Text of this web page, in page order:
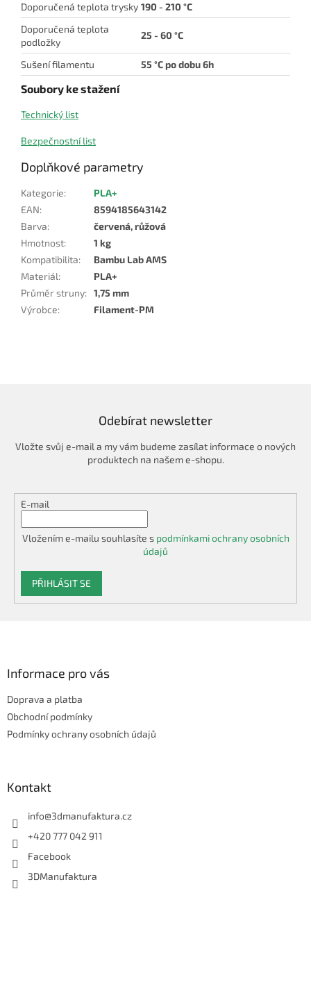
Doporučená teplota trysky 190 - 210 °C
Doporučená teplota
podložky
25 - 60 °C
Sušení filamentu 55 °C po dobu 6h
Soubory ke stažení
Technický list
Bezpečnostní list
Doplňkové parametry
Kategorie:
PLA+
EAN:
8594185643142
Barva:
červená, růžová
Hmotnost:
1 kg
Kompatibilita:
Bambu Lab AMS
Materiál:
PLA+
Průměr struny: 1,75 mm
Výrobce: Filament-PM
Odebírat newsletter
Vložte svůj e-mail a my vám budeme zasílat informace o nových
produktech na našem e-shopu.
E-mail
Vložením e-mailu souhlasíte s podmínkami ochrany osobních
údajů
PŘIHLÁSIT SE
Informace pro vás
Doprava a platba
Obchodní podmínky
Podmínky ochrany osobních údajů
Kontakt
info@3dmanufaktura.cz
+420 777 042 911
Facebook
3DManufaktura